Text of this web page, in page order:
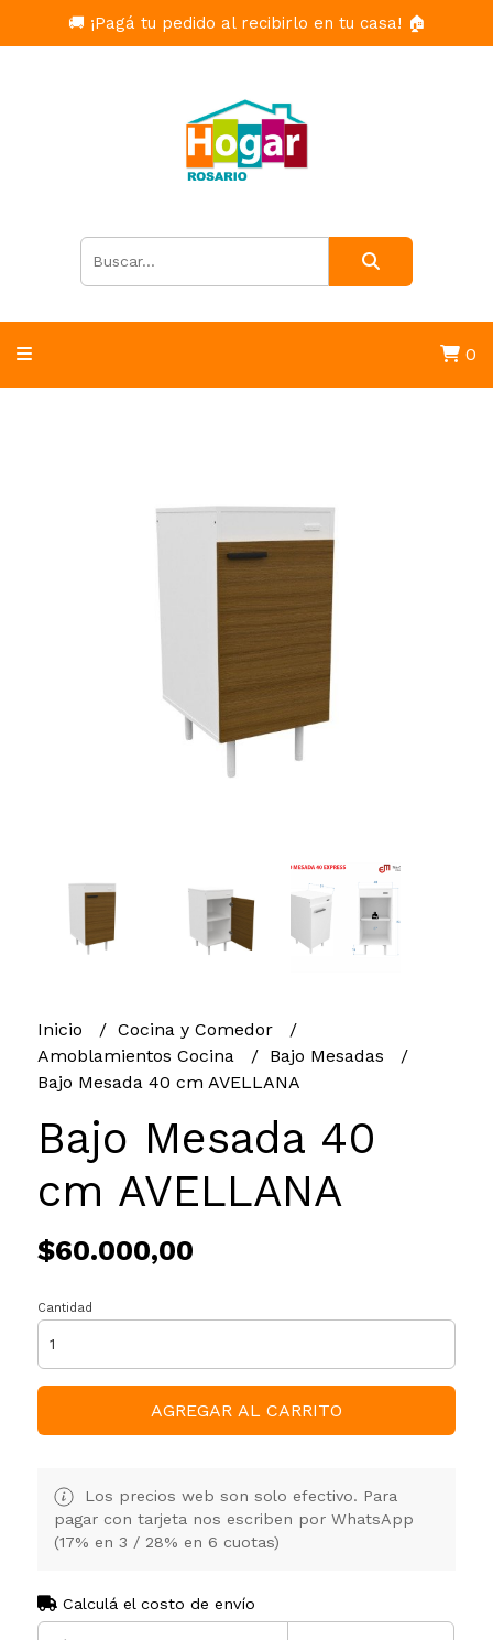
🚚 ¡Pagá tu pedido al recibirlo en tu casa! 🏠
0
Inicio
Cocina y Comedor
Amoblamientos Cocina
Bajo Mesadas
Bajo Mesada 40 cm AVELLANA
Bajo Mesada 40
cm AVELLANA
$60.000,00
Cantidad
AGREGAR AL CARRITO
Los precios web son solo efectivo. Para
pagar con tarjeta nos escriben por WhatsApp
(17% en 3 / 28% en 6 cuotas)
Calculá el costo de envío